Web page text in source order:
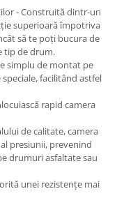
- Construită dintr-un
superioară împotriva
să te poți bucura de
tip de drum.
simplu de montat pe
facilitând astfel
rapid camera
de calitate, camera
presiunii, prevenind
drumuri asfaltate sau
unei rezistențe mai